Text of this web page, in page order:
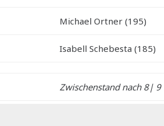
Michael Ortner (195)
Isabell Schebesta (185)
Zwischenstand nach 8| 9